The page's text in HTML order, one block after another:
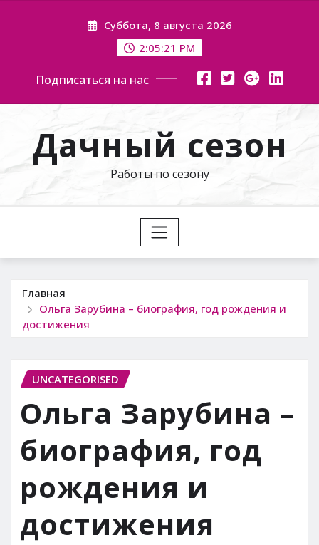
Суббота, 8 августа 2026
2:05:22 PM
Подписаться на нас
Дачный сезон
Работы по сезону
Главная
Ольга Зарубина – биография, год рождения и
достижения
UNCATEGORISED
Ольга Зарубина –
биография, год
рождения и
достижения